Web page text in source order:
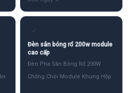
✓
Đèn sân bóng rổ 200w module
cao cấp
Đèn Pha Sân Bóng Rổ 200W
Chống Chói Module Khung Hộp